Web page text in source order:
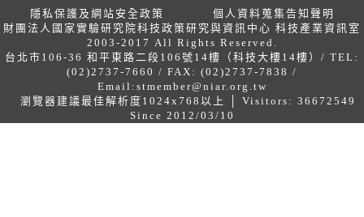
隱私保護及網站安全政策
個人資料蒐集告知聲明
財團法人國家實驗研究院科技政策研究與資訊中心 科技產業資訊室
2003-2017 All Rights Reserved.
台北市106-36 和平東路二段106號14樓（科技大樓14樓）/ TEL:
(02)2737-7660 / FAX: (02)2737-7838 /
Email: stmember@niar.org.tw
瀏覽器建議最佳解析度1024x768以上 │ Visitors: 36672549
Since 2012/03/10